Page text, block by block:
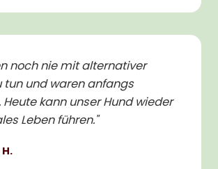
noch nie mit alternativer
tun und waren anfangs
kann unser Hund wieder
Leben führen."